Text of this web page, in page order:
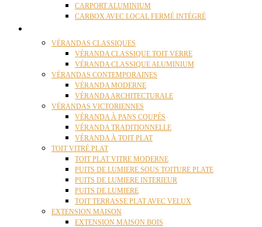
CARPORT ALUMINIUM
CARBOX AVEC LOCAL FERMÉ INTÉGRÉ
VÉRANDAS CLASSIQUES
VÉRANDA CLASSIQUE TOIT VERRE
VÉRANDA CLASSIQUE ALUMINIUM
VÉRANDAS CONTEMPORAINES
VÉRANDA MODERNE
VÉRANDA ARCHITECTURALE
VÉRANDAS VICTORIENNES
VÉRANDA À PANS COUPÉS
VÉRANDA TRADITIONNELLE
VÉRANDA À TOIT PLAT
TOIT VITRÉ PLAT
TOIT PLAT VITRE MODERNE
PUITS DE LUMIERE SOUS TOITURE PLATE
PUITS DE LUMIERE INTERIEUR
PUITS DE LUMIERE
TOIT TERRASSE PLAT AVEC VELUX
EXTENSION MAISON
EXTENSION MAISON BOIS